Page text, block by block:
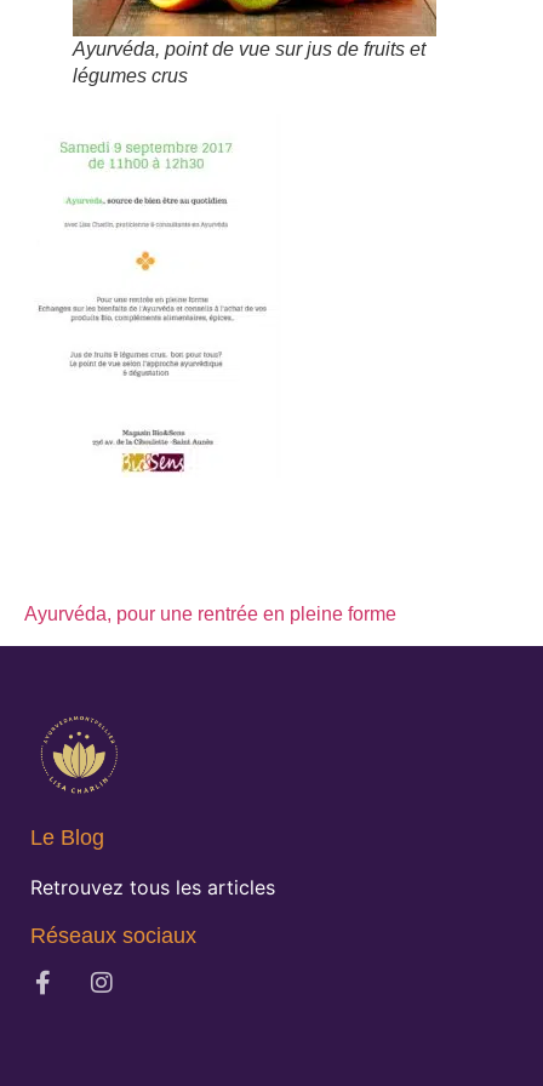
Ayurvéda, point de vue sur jus de fruits et
légumes crus
Ayurvéda, pour une rentrée en pleine forme
Le Blog
Retrouvez tous les articles
Réseaux sociaux